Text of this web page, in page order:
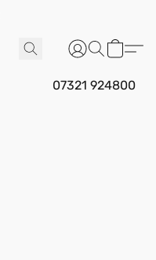
07321 924800